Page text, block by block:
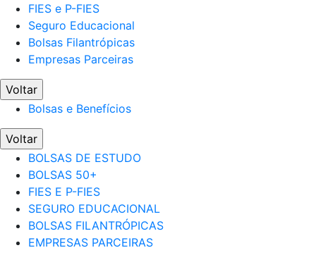
FIES e P-FIES
Seguro Educacional
Bolsas Filantrópicas
Empresas Parceiras
Voltar
Bolsas e Benefícios
Voltar
BOLSAS DE ESTUDO
BOLSAS 50+
FIES E P-FIES
SEGURO EDUCACIONAL
BOLSAS FILANTRÓPICAS
EMPRESAS PARCEIRAS